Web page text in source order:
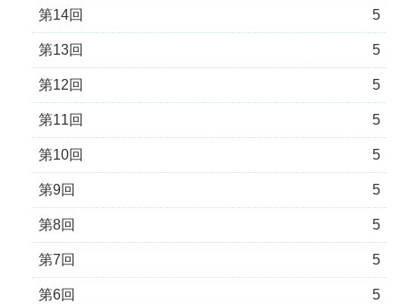
第14回 5
第13回 5
第12回 5
第11回 5
第10回 5
第9回 5
第8回 5
第7回 5
第6回 5